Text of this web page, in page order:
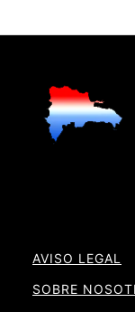
AVISO LEGAL
SOBRE